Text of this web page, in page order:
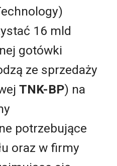
16 mld
gotówki
ze sprzedaży
TNK-BP) na
potrzebujące
oraz w firmy